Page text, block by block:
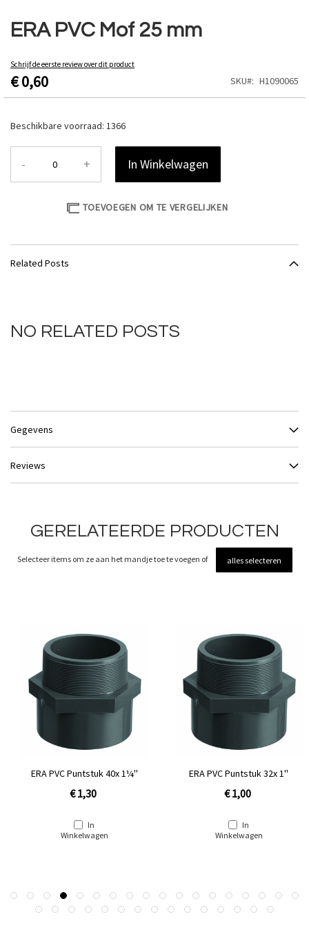
ERA PVC Mof 25 mm
Schrijf de eerste review over dit product
€ 0,60 SKU H1090065
Beschikbare voorraad: 1366
- + In Winkelwagen
TOEVOEGEN OM TE VERGELIJKEN
naar
het
van
de
afbeeldingen-
Related Posts
NO RELATED POSTS
Gegevens
Reviews
GERELATEERDE PRODUCTEN
Selecteer items om ze aan het mandje toe te voegen of alles selecteren
ERA PVC Puntstuk 40x 1¼''
€ 1,30
In
Winkelwagen
ERA PVC Puntstuk 32x 1''
€ 1,00
In
Winkelwagen